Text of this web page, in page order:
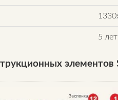
5 лет
элементов